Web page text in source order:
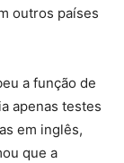
outros países
a função de
apenas testes
em inglês,
que a